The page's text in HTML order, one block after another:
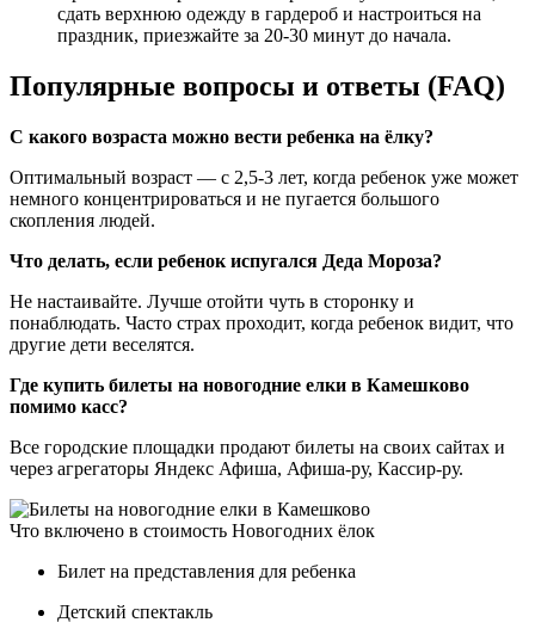
сдать верхнюю одежду в гардероб и настроиться на
праздник, приезжайте за 20-30 минут до начала.
Популярные вопросы и ответы (FAQ)
С какого возраста можно вести ребенка на ёлку?
Оптимальный возраст — с 2,5-3 лет, когда ребенок уже может
немного концентрироваться и не пугается большого
скопления людей.
Что делать, если ребенок испугался Деда Мороза?
Не настаивайте. Лучше отойти чуть в сторонку и
понаблюдать. Часто страх проходит, когда ребенок видит, что
другие дети веселятся.
Где купить билеты на новогодние елки в Камешково
помимо касс?
Все городские площадки продают билеты на своих сайтах и
через агрегаторы Яндекс Афиша, Афиша-ру, Кассир-ру.
Что включено в стоимость Новогодних ёлок
Билет на представления для ребенка
Детский спектакль